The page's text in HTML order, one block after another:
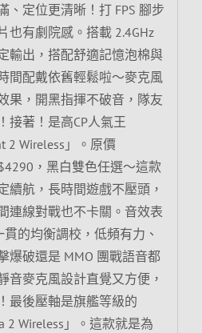
、定位更清晰！打 FPS 腳步
也有劇院感。搭載 2.4GHz
輸出，搭配舒適記憶泡棉與
間配戴依舊輕鬆啦～麥克風
果，開黑指揮不破音，隊友
接著！是高CP人氣王
2 Wireless」。原價
，黑白雙色任選～這款
續航，長時間遊戲不壓頭，
連線對戰也不卡關。音效表
的均衡調校，低頻有力、
爆破還是 MMO 團戰語音都
音麥克風設計直覺又方便，
最後壓軸是旗艦等級的
2 Wireless」。這款就是為